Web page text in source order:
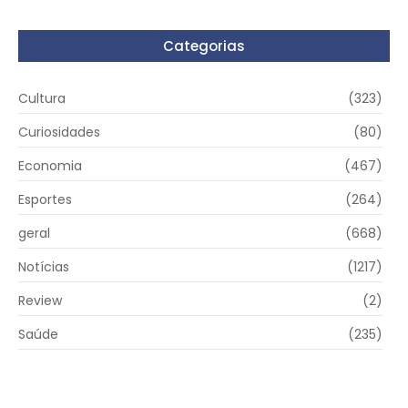
Categorias
Cultura
(323)
Curiosidades
(80)
Economia
(467)
Esportes
(264)
geral
(668)
Notícias
(1217)
Review
(2)
Saúde
(235)